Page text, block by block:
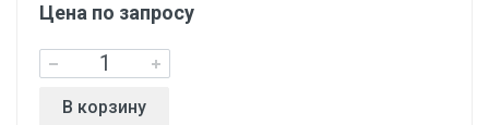
Цена по запросу
В корзину